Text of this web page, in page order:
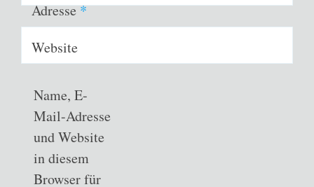
Adresse*
Website
Name, E-
Mail-Adresse
und Website
in diesem
Browser für